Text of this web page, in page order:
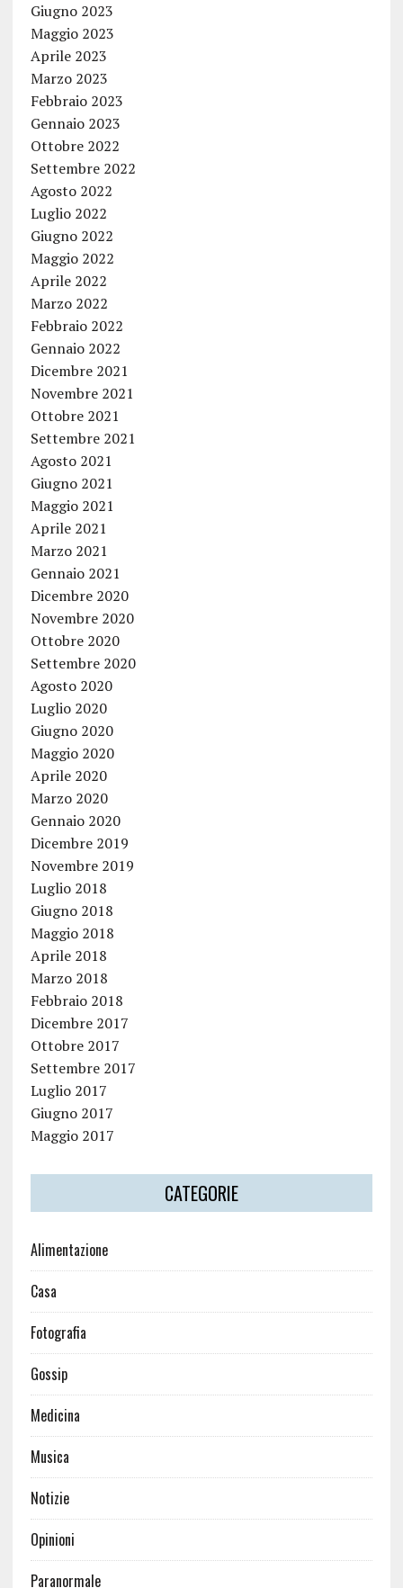
Giugno 2023
Maggio 2023
Aprile 2023
Marzo 2023
Febbraio 2023
Gennaio 2023
Ottobre 2022
Settembre 2022
Agosto 2022
Luglio 2022
Giugno 2022
Maggio 2022
Aprile 2022
Marzo 2022
Febbraio 2022
Gennaio 2022
Dicembre 2021
Novembre 2021
Ottobre 2021
Settembre 2021
Agosto 2021
Giugno 2021
Maggio 2021
Aprile 2021
Marzo 2021
Gennaio 2021
Dicembre 2020
Novembre 2020
Ottobre 2020
Settembre 2020
Agosto 2020
Luglio 2020
Giugno 2020
Maggio 2020
Aprile 2020
Marzo 2020
Gennaio 2020
Dicembre 2019
Novembre 2019
Luglio 2018
Giugno 2018
Maggio 2018
Aprile 2018
Marzo 2018
Febbraio 2018
Dicembre 2017
Ottobre 2017
Settembre 2017
Luglio 2017
Giugno 2017
Maggio 2017
CATEGORIE
Alimentazione
Casa
Fotografia
Gossip
Medicina
Musica
Notizie
Opinioni
Paranormale